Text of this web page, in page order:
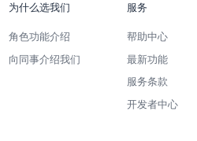
为什么选我们
角色功能介绍
向同事介绍我们
服务
帮助中心
最新功能
服务条款
开发者中心